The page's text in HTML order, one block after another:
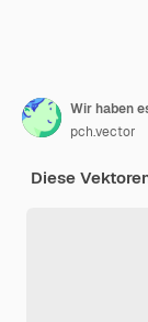
Wir haben
pch.vector
Diese